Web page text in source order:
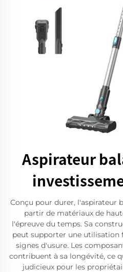
Aspirateur
Conçu pour durer, l'aspirateur
partir de matériaux de
l'épreuve du temps. Sa
peut supporter une utilisation
signes d'usure. Les
contribuent à sa longévité, ce
judicieux pour les